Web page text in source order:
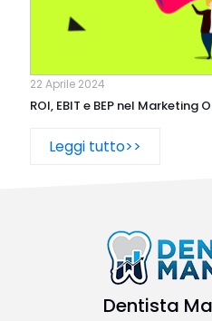
22 Aprile 2024
ROI, EBIT e BEP nel
Leggi tutto>>
Dentista